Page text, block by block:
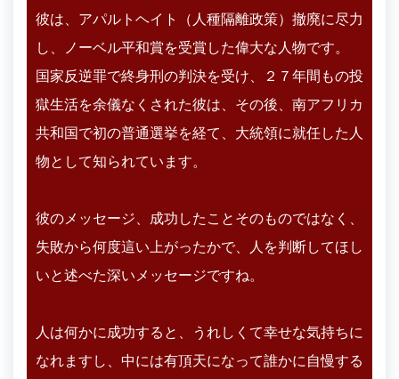
彼は、アパルトヘイト（人種隔離政策）撤廃に尽力
し、ノーベル平和賞を受賞した偉大な人物です。
国家反逆罪で終身刑の判決を受け、２７年間もの投
獄生活を余儀なくされた彼は、その後、南アフリカ
共和国で初の普通選挙を経て、大統領に就任した人
物として知られています。
彼のメッセージ、成功したことそのものではなく、
失敗から何度這い上がったかで、人を判断してほし
いと述べた深いメッセージですね。
人は何かに成功すると、うれしくて幸せな気持ちに
なれますし、中には有頂天になって誰かに自慢する